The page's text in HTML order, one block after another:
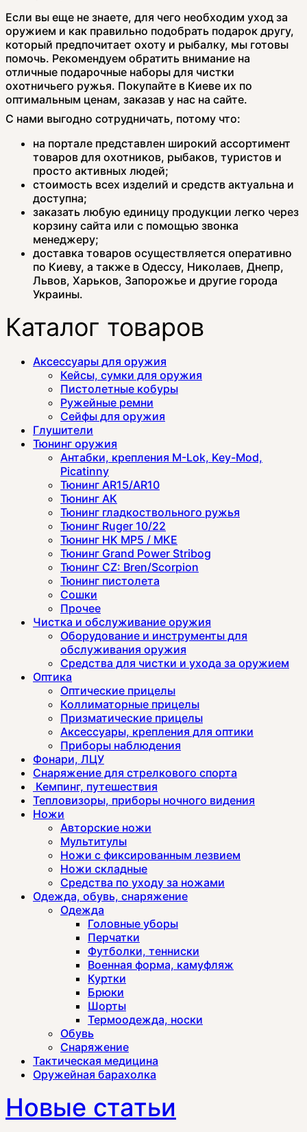
Если вы еще не знаете, для чего необходим уход за
оружием и как правильно подобрать подарок другу,
который предпочитает охоту и рыбалку, мы готовы
помочь. Рекомендуем обратить внимание на
отличные подарочные наборы для чистки
охотничьего ружья. Покупайте в Киеве их по
оптимальным ценам, заказав у нас на сайте.
С нами выгодно сотрудничать, потому что:
на портале представлен широкий ассортимент
товаров для охотников, рыбаков, туристов и
просто активных людей;
стоимость всех изделий и средств актуальна и
доступна;
заказать любую единицу продукции легко через
корзину сайта или с помощью звонка
менеджеру;
доставка товаров осуществляется оперативно
по Киеву, а также в Одессу, Николаев, Днепр,
Львов, Харьков, Запорожье и другие города
Украины.
Каталог товаров
Аксессуары для оружия
Кейсы, сумки для оружия
Пистолетные кобуры
Ружейные ремни
Сейфы для оружия
Глушители
Тюнинг оружия
Антабки, крепления M-Lok, Key-Mod,
Picatinny
Тюнинг AR15/AR10
Тюнинг АК
Тюнинг гладкоствольного ружья
Тюнинг Ruger 10/22
Тюнинг HK MP5 / MKE
Тюнинг Grand Power Stribog
Тюнинг CZ: Bren/Scorpion
Тюнинг пистолета
Сошки
Прочее
Чистка и обслуживание оружия
Оборудование и инструменты для
обслуживания оружия
Средства для чистки и ухода за оружием
Оптика
Оптические прицелы
Коллиматорные прицелы
Призматические прицелы
Аксессуары, крепления для оптики
Приборы наблюдения
Фонари, ЛЦУ
Снаряжение для стрелкового спорта
Кемпинг, путешествия
Тепловизоры, приборы ночного видения
Ножи
Авторские ножи
Мультитулы
Ножи с фиксированным лезвием
Ножи складные
Средства по уходу за ножами
Одежда, обувь, снаряжение
Одежда
Головные уборы
Перчатки
Футболки, тенниски
Военная форма, камуфляж
Куртки
Брюки
Шорты
Термоодежда, носки
Обувь
Снаряжение
Тактическая медицина
Оружейная барахолка
Новые статьи